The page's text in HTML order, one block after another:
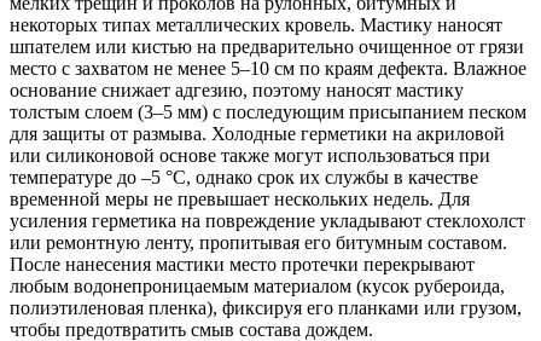
некоторых типах металлических кровель. Мастику наносят
шпателем или кистью на предварительно очищенное от грязи
место с захватом не менее 5–10 см по краям дефекта. Влажное
основание снижает адгезию, поэтому наносят мастику
толстым слоем (3–5 мм) с последующим присыпанием песком
для защиты от размыва. Холодные герметики на акриловой
или силиконовой основе также могут использоваться при
температуре до –5 °C, однако срок их службы в качестве
временной меры не превышает нескольких недель. Для
усиления герметика на повреждение укладывают стеклохолст
или ремонтную ленту, пропитывая его битумным составом.
После нанесения мастики место протечки перекрывают
любым водонепроницаемым материалом (кусок рубероида,
полиэтиленовая пленка), фиксируя его планками или грузом,
чтобы предотвратить смыв состава дождем.